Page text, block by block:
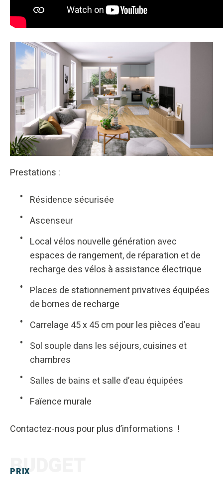
Prestations :
Résidence sécurisée
Ascenseur
Local vélos nouvelle génération avec
espaces de rangement, de réparation et de
recharge des vélos à assistance électrique
Places de stationnement privatives équipées
de bornes de recharge
Carrelage 45 x 45 cm pour les pièces d’eau
Sol souple dans les séjours, cuisines et
chambres
Salles de bains et salle d’eau équipées
Faïence murale
Contactez-nous pour plus d’informations !
PRIX
BUDGET